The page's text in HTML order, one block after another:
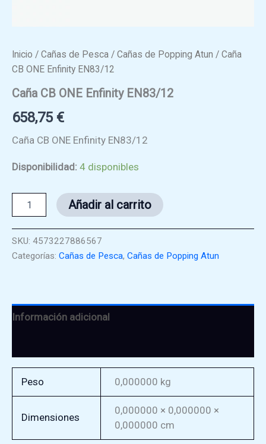
Inicio / Cañas de Pesca / Cañas de Popping Atun / Caña
CB ONE Enfinity EN83/12
Caña CB ONE Enfinity EN83/12
658,75 €
Caña CB ONE Enfinity EN83/12
Disponibilidad: 4 disponibles
EN83/12
cantidad
Añadir al carrito
SKU: 4573227886567
Categorías: Cañas de Pesca, Cañas de Popping Atun
Información adicional
Peso 0,000000 kg
Dimensiones
0,000000 × 0,000000 ×
0,000000 cm